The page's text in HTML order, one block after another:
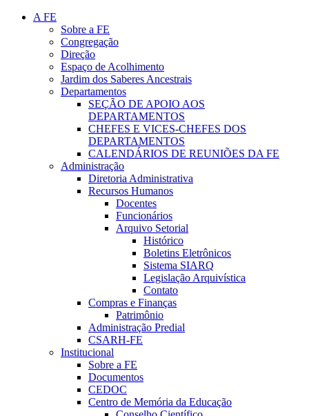
A FE
Sobre a FE
Congregação
Direção
Espaço de Acolhimento
Jardim dos Saberes Ancestrais
Departamentos
SEÇÃO DE APOIO AOS
DEPARTAMENTOS
CHEFES E VICES-CHEFES DOS
DEPARTAMENTOS
CALENDÁRIOS DE REUNIÕES DA FE
Administração
Diretoria Administrativa
Recursos Humanos
Docentes
Funcionários
Arquivo Setorial
Histórico
Boletins Eletrônicos
Sistema SIARQ
Legislação Arquivística
Contato
Compras e Finanças
Patrimônio
Administração Predial
CSARH-FE
Institucional
Sobre a FE
Documentos
CEDOC
Centro de Memória da Educação